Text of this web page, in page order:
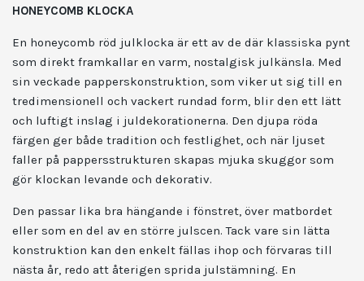
HONEYCOMB KLOCKA
En honeycomb röd julklocka är ett av de där klassiska pynt
som direkt framkallar en varm, nostalgisk julkänsla. Med
sin veckade papperskonstruktion, som viker ut sig till en
tredimensionell och vackert rundad form, blir den ett lätt
och luftigt inslag i juldekorationerna. Den djupa röda
färgen ger både tradition och festlighet, och när ljuset
faller på pappersstrukturen skapas mjuka skuggor som
gör klockan levande och dekorativ.
Den passar lika bra hängande i fönstret, över matbordet
eller som en del av en större julscen. Tack vare sin lätta
konstruktion kan den enkelt fällas ihop och förvaras till
nästa år, redo att återigen sprida julstämning. En